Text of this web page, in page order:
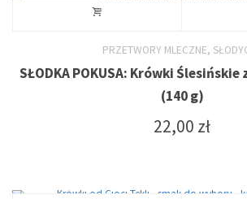
wybrać
na
stronie
PRZETWORY MLECZNE,
SŁODKA POKUSA: Krówki
(140 g)
22,00 zł